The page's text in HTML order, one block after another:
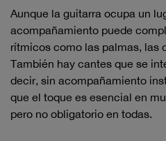
Aunque la guitarra ocupa un
acompañamiento puede
rítmicos como las palmas, las
También hay cantes que se
decir, sin acompañamiento
que el toque es esencial en
pero no obligatorio en todas.